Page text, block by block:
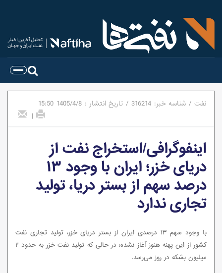
نفت / شناسه خبر: 316214
/ تاریخ انتشار : 1405/4/8
15:50
|
اینفوگرافی/استخراج نفت از
دریای خزر؛ ایران با وجود ۱۳
درصد سهم از بستر دریا، تولید
تجاری ندارد
با وجود سهم ۱۳ درصدی ایران از بستر دریای خزر، تولید تجاری نفت
کشور از این پهنه هنوز آغاز نشده؛ در حالی‌ که تولید نفت خزر به حدود ۲
میلیون بشکه در روز می‌رسد.